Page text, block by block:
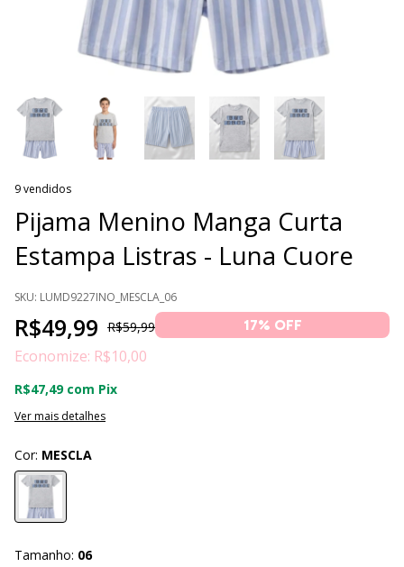
9 vendidos
Pijama Menino Manga Curta
Estampa Listras - Luna Cuore
SKU: LUMD9227INO_MESCLA_06
R$49,99 R$59,99 17% OFF
Economize: R$10,00
R$47,49 com Pix
Ver mais detalhes
Cor: MESCLA
Tamanho: 06